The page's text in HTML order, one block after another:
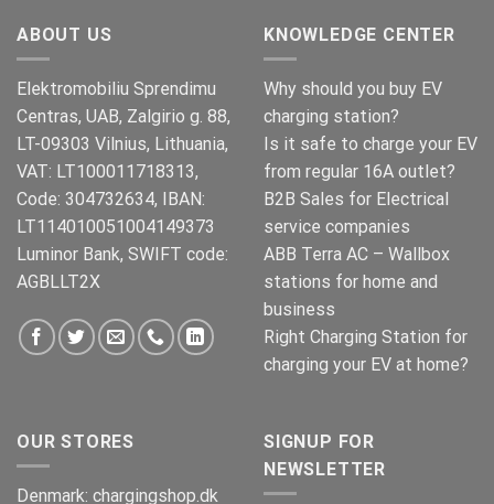
ABOUT US
Elektromobiliu Sprendimu
Centras, UAB, Zalgirio g. 88,
LT-09303 Vilnius, Lithuania,
VAT: LT100011718313,
Code: 304732634, IBAN:
LT114010051004149373
Luminor Bank, SWIFT code:
AGBLLT2X
KNOWLEDGE CENTER
Why should you buy EV
charging station?
Is it safe to charge your EV
from regular 16A outlet?
B2B Sales for Electrical
service companies
ABB Terra AC – Wallbox
stations for home and
business
Right Charging Station for
charging your EV at home?
OUR STORES
Denmark: chargingshop.dk
SIGNUP FOR
NEWSLETTER